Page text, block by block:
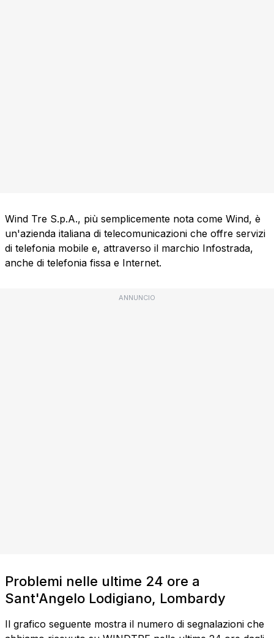
Wind Tre S.p.A., più semplicemente nota come Wind, è
un'azienda italiana di telecomunicazioni che offre servizi
di telefonia mobile e, attraverso il marchio Infostrada,
anche di telefonia fissa e Internet.
ANNUNCIO
Problemi nelle ultime 24 ore a
Sant'Angelo Lodigiano, Lombardy
Il grafico seguente mostra il numero di segnalazioni che